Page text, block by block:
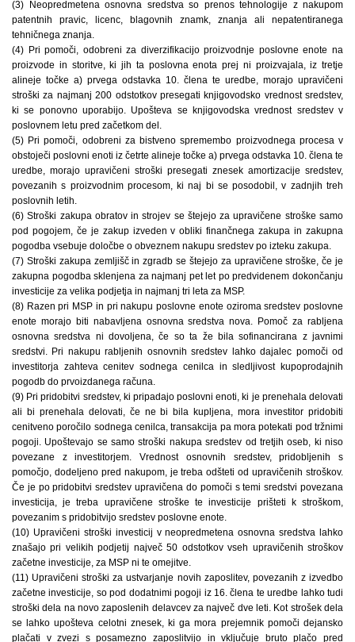
(3) Neopredmetena osnovna sredstva so prenos tehnologije z nakupom
patentnih pravic, licenc, blagovnih znamk, znanja ali nepatentiranega
tehničnega znanja.
(4) Pri pomoči, odobreni za diverzifikacijo proizvodnje poslovne enote na
proizvode in storitve, ki jih ta poslovna enota prej ni proizvajala, iz tretje
alineje točke a) prvega odstavka 10. člena te uredbe, morajo upravičeni
stroški za najmanj 200 odstotkov presegati knjigovodsko vrednost sredstev,
ki se ponovno uporabijo. Upošteva se knjigovodska vrednost sredstev v
poslovnem letu pred začetkom del.
(5) Pri pomoči, odobreni za bistveno spremembo proizvodnega procesa v
obstoječi poslovni enoti iz četrte alineje točke a) prvega odstavka 10. člena te
uredbe, morajo upravičeni stroški presegati znesek amortizacije sredstev,
povezanih s proizvodnim procesom, ki naj bi se posodobil, v zadnjih treh
poslovnih letih.
(6) Stroški zakupa obratov in strojev se štejejo za upravičene stroške samo
pod pogojem, če je zakup izveden v obliki finančnega zakupa in zakupna
pogodba vsebuje določbe o obveznem nakupu sredstev po izteku zakupa.
(7) Stroški zakupa zemljišč in zgradb se štejejo za upravičene stroške, če je
zakupna pogodba sklenjena za najmanj pet let po predvidenem dokončanju
investicije za velika podjetja in najmanj tri leta za MSP.
(8) Razen pri MSP in pri nakupu poslovne enote oziroma sredstev poslovne
enote morajo biti nabavljena osnovna sredstva nova. Pomoč za rabljena
osnovna sredstva ni dovoljena, če so ta že bila sofinancirana z javnimi
sredstvi. Pri nakupu rabljenih osnovnih sredstev lahko dajalec pomoči od
investitorja zahteva cenitev sodnega cenilca in sledljivost kupoprodajnih
pogodb do prvoizdanega računa.
(9) Pri pridobitvi sredstev, ki pripadajo poslovni enoti, ki je prenehala delovati
ali bi prenehala delovati, če ne bi bila kupljena, mora investitor pridobiti
cenitveno poročilo sodnega cenilca, transakcija pa mora potekati pod tržnimi
pogoji. Upoštevajo se samo stroški nakupa sredstev od tretjih oseb, ki niso
povezane z investitorjem. Vrednost osnovnih sredstev, pridobljenih s
pomočjo, dodeljeno pred nakupom, je treba odšteti od upravičenih stroškov.
Če je po pridobitvi sredstev upravičena do pomoči s temi sredstvi povezana
investicija, je treba upravičene stroške te investicije prišteti k stroškom,
povezanim s pridobitvijo sredstev poslovne enote.
(10) Upravičeni stroški investicij v neopredmetena osnovna sredstva lahko
znašajo pri velikih podjetij največ 50 odstotkov vseh upravičenih stroškov
začetne investicije, za MSP ni te omejitve.
(11) Upravičeni stroški za ustvarjanje novih zaposlitev, povezanih z izvedbo
začetne investicije, so pod dodatnimi pogoji iz 16. člena te uredbe lahko tudi
stroški dela na novo zaposlenih delavcev za največ dve leti. Kot strošek dela
se lahko upošteva celotni znesek, ki ga mora prejemnik pomoči dejansko
plačati v zvezi s posamezno zaposlitvijo in vključuje bruto plačo pred